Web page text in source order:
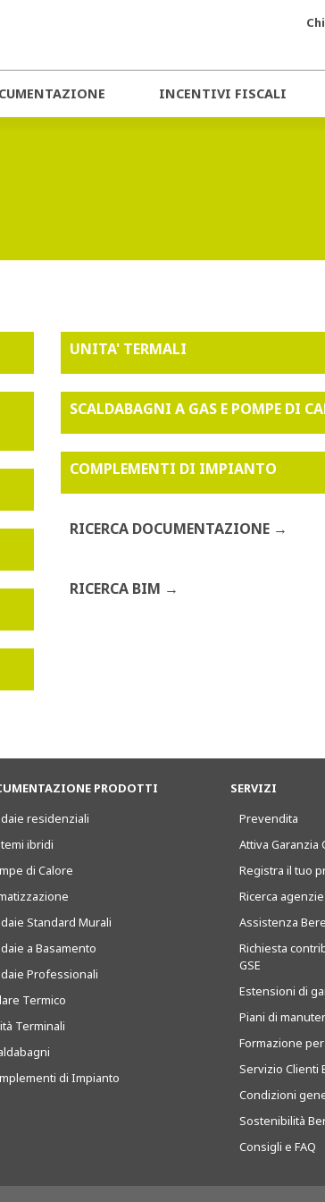
INCENTIVI FISCALI
UNITA' TERMALI
SCALDABAGNI A GAS E POMPE DI
COMPLEMENTI DI IMPIANTO
RICERCA DOCUMENTAZIONE
RICERCA BIM
PRODOTTI
residenziali
ibridi
di Calore
Standard Murali
a Basamento
Professionali
Termico
Terminali
di Impianto
SERVIZI
Prevendita
Attiva Garanzia
Registra il tuo
Ricerca agenzie
Assistenza
Richiesta
GSE
Estensioni di
Piani di
Formazione
Servizio Clienti
Condizioni
Sostenibilità
Consigli e FAQ